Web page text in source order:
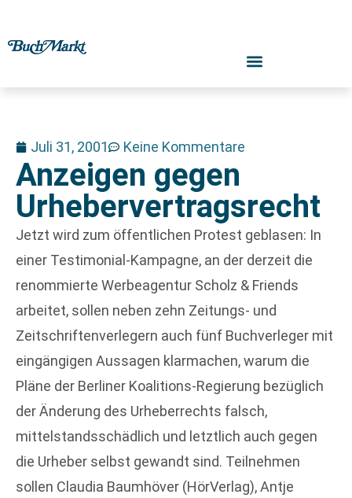
Juli 31, 2001 Keine Kommentare
Anzeigen gegen
Urhebervertragsrecht
Jetzt wird zum öffentlichen Protest geblasen: In
einer Testimonial-Kampagne, an der derzeit die
renommierte Werbeagentur Scholz & Friends
arbeitet, sollen neben zehn Zeitungs- und
Zeitschriftenverlegern auch fünf Buchverleger mit
eingängigen Aussagen klarmachen, warum die
Pläne der Berliner Koalitions-Regierung bezüglich
der Änderung des Urheberrechts falsch,
mittelstandsschädlich und letztlich auch gegen
die Urheber selbst gewandt sind. Teilnehmen
sollen Claudia Baumhöver (HörVerlag), Antje